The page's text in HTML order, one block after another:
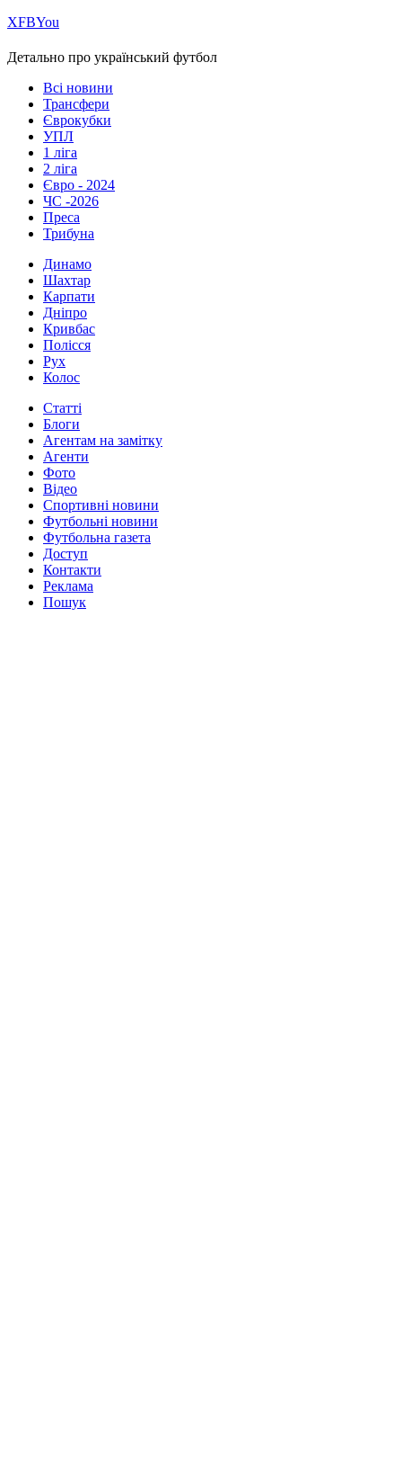
ХFBYou
Детально про український футбол
Всі новини
Трансфери
Єврокубки
УПЛ
1 ліга
2 ліга
Євро - 2024
ЧС -2026
Преса
Трибуна
Динамо
Шахтар
Карпати
Дніпро
Кривбас
Полісся
Рух
Колос
Статті
Блоги
Агентам на замітку
Агенти
Фото
Відео
Спортивні новини
Футбольні новини
Футбольна газета
Доступ
Контакти
Реклама
Пошук